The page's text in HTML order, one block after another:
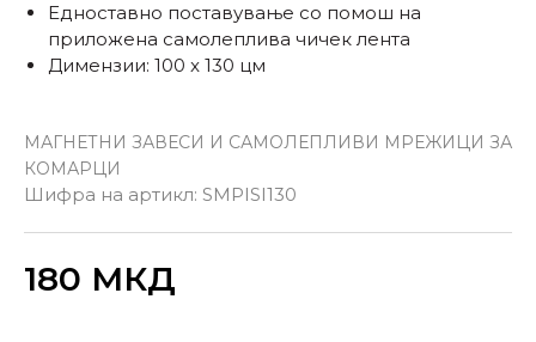
МАГНЕТНИ ЗАВЕСИ И САМОЛЕПЛИВИ МРЕЖИЦИ ЗА
КОМАРЦИ
Шифра на артикл: SMPISI130
Едноставно поставување со помош на
приложена самолеплива чичек лента
Димензии: 100 x 130 цм
180 МКД